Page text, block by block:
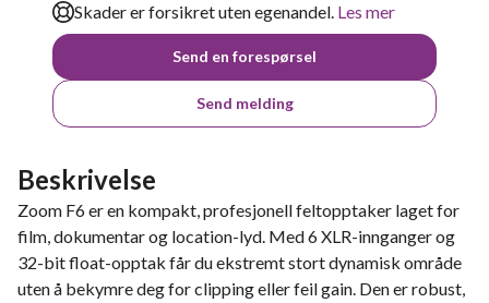
Skader er forsikret uten egenandel. Les mer
Send en forespørsel
Send melding
Beskrivelse
Zoom F6 er en kompakt, profesjonell feltopptaker laget for
film, dokumentar og location-lyd. Med 6 XLR-innganger og
32-bit float-opptak får du ekstremt stort dynamisk område
uten å bekymre deg for clipping eller feil gain. Den er robust,